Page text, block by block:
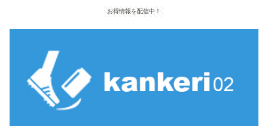
お得情報を配信中！